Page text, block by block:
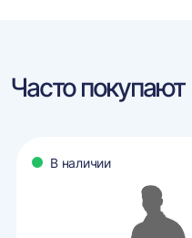
Часто покупают
В наличии